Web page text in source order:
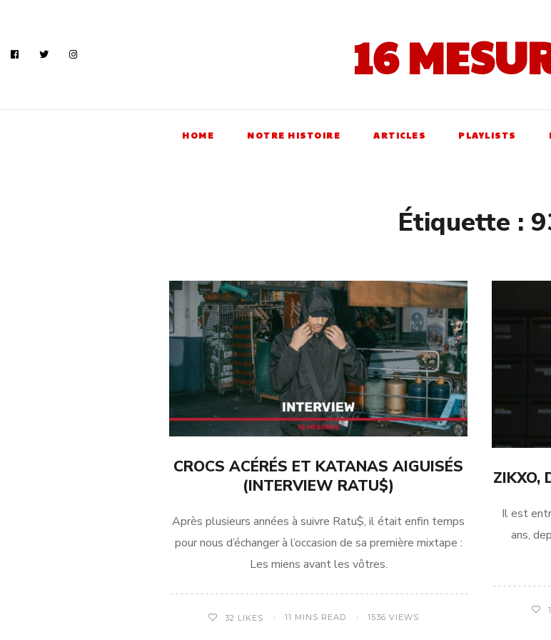
16
HOME NOTRE HISTOIRE ARTICLES PLAYLISTS
Étiquette :
CROCS ACÉRÉS ET KATANAS AIGUISÉS
(INTERVIEW RATU$)
Après plusieurs années à suivre Ratu$, il était enfin temps
pour nous d’échanger à l’occasion de sa première mixtape :
Les miens avant les vôtres.
32 LIKES 11 MINS READ 1536 VIEWS
ZIKXO,
Il est
ans,